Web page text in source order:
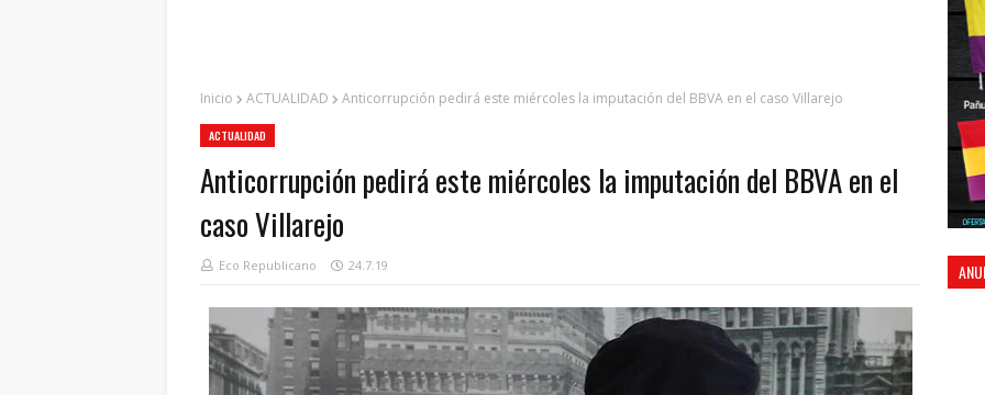
Inicio ACTUALIDAD Anticorrupción pedirá este miércoles la imputación del BBVA en el caso Villarejo
ACTUALIDAD
Anticorrupción pedirá este miércoles la imputación del BBVA en el
caso Villarejo
Eco Republicano 24.7.19